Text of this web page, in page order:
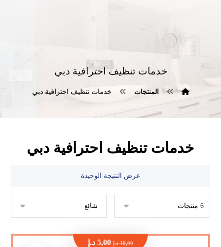
خدمات تنظيف احترافية دبي
المنتجات خدمات تنظيف احترافية دبي
خدمات تنظيف احترافية دبي
عرض النتيجة الوحيدة
10,00 د.إ 5,00 د.إ